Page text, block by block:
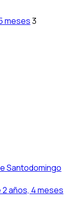
meses3
Santodomingo
2 años, 4 meses